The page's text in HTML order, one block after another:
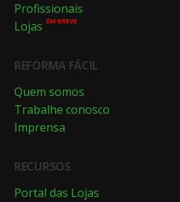
Profissionais
Lojas EM BREVE
REFORMA FÁCIL
Quem somos
Trabalhe conosco
Imprensa
RECURSOS
Portal das Lojas